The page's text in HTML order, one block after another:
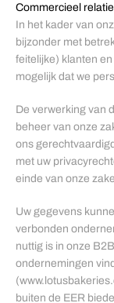
Commercieel
In het kader van
bijzonder met
feitelijke) klanten
mogelijk dat we
De verwerking van
beheer van onze
ons
met uw
einde van onze
Uw gegevens
verbonden
nuttig is in onze
ondernemingen
buiten de EER